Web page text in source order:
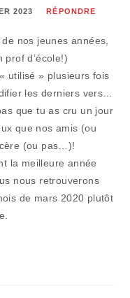
2023 RÉPONDRE
nos jeunes années,
d’école!)
utilisé » plusieurs fois
les derniers vers…
que tu as cru un jour
que nos amis (ou
(ou pas…)!
la meilleure année
nous retrouverons
de mars 2020 plutôt